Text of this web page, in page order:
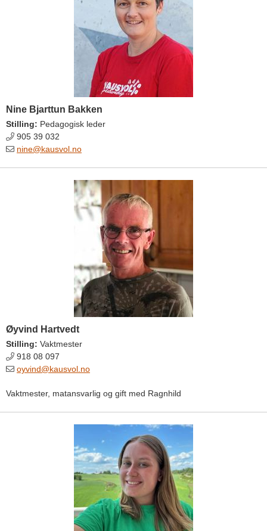
Nine Bjarttun Bakken
Stilling: Pedagogisk leder
905 39 032
nine@kausvol.no
Øyvind Hartvedt
Stilling: Vaktmester
918 08 097
oyvind@kausvol.no
Vaktmester, matansvarlig og gift med Ragnhild